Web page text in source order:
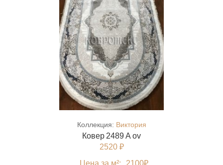
Коллекция: Виктория
Ковер 2489 A ov
2520 ₽
Цена за м²:
2100₽